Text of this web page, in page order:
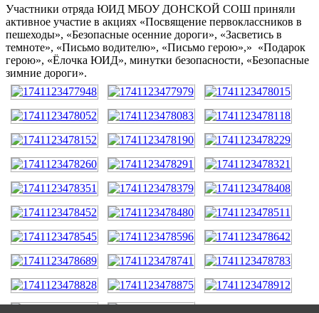
Участники отряда ЮИД МБОУ ДОНСКОЙ СОШ приняли
активное участие в акциях «Посвящение первоклассников в
пешеходы», «Безопасные осенние дороги», «Засветись в
темноте», «Письмо водителю», «Письмо герою»,» «Подарок
герою», «Ёлочка ЮИД», минутки безопасности, «Безопасные
зимние дороги».